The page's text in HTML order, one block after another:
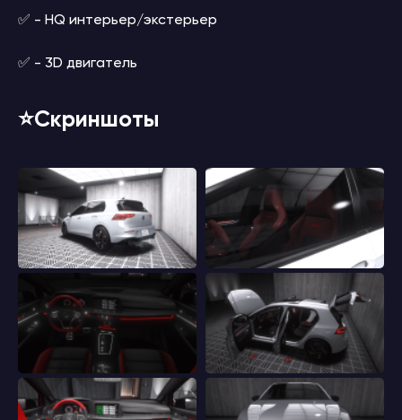
✅ - HQ интерьер/экстерьер
✅ - 3D двигатель
⭐️Скриншоты